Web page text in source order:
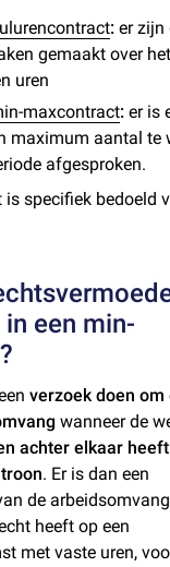
: er zijn
gemaakt over
uren
maxcontract: er is
maximum aantal te
afgesproken.
is specifiek bedoeld
een min-
verzoek doen
wanneer de
achter elkaar
. Er is dan een
de
heeft op een
met vaste uren,